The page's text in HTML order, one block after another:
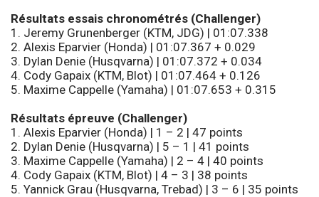
Résultats essais chronométrés (Challenger)
1. Jeremy Grunenberger (KTM, JDG) | 01:07.338
2. Alexis Eparvier (Honda) | 01:07.367 + 0.029
3. Dylan Denie (Husqvarna) | 01:07.372 + 0.034
4. Cody Gapaix (KTM, Blot) | 01:07.464 + 0.126
5. Maxime Cappelle (Yamaha) | 01:07.653 + 0.315
Résultats épreuve (Challenger)
1. Alexis Eparvier (Honda) | 1 – 2 | 47 points
2. Dylan Denie (Husqvarna) | 5 – 1 | 41 points
3. Maxime Cappelle (Yamaha) | 2 – 4 | 40 points
4. Cody Gapaix (KTM, Blot) | 4 – 3 | 38 points
5. Yannick Grau (Husqvarna, Trebad) | 3 – 6 | 35 points